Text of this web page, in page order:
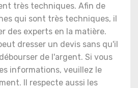
très techniques. Afin de
qui sont très techniques, il
des experts en la matière.
dresser un devis sans qu'il
de l'argent. Si vous
informations, veuillez le
Il respecte aussi les